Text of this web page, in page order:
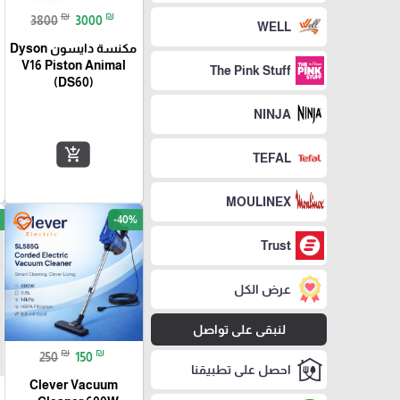
WELL
The Pink Stuff
NINJA
TEFAL
MOULINEX
Trust
عرض الكل
لنبقى على تواصل
احصل على تطبيقنا
3800 ₪ 3000 ₪
مكنسة دايسون Dyson
V16 Piston Animal
(DS60)
add_shopping_cart
favorite_border -40%
250 ₪ 150 ₪
Clever Vacuum